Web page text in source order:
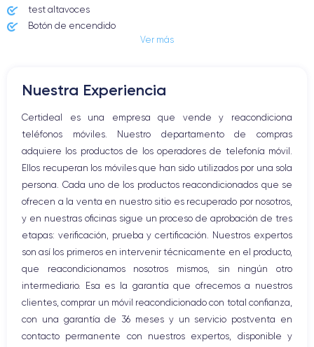
test altavoces
Botón de encendido
Altavoz
Botón Inicio
Bluetooth
WiFi
Red móvil
Vibración
Conector USB
Ver más
Nuestra Experiencia
Certideal es una empresa que vende y reacondiciona
teléfonos móviles. Nuestro departamento de compras
adquiere los productos de los operadores de telefonía móvil.
Ellos recuperan los móviles que han sido utilizados por una sola
persona. Cada uno de los productos reacondicionados que se
ofrecen a la venta en nuestro sitio es recuperado por nosotros,
y en nuestras oficinas sigue un proceso de aprobación de tres
etapas: verificación, prueba y certificación. Nuestros expertos
son así los primeros en intervenir técnicamente en el producto,
que reacondicionamos nosotros mismos, sin ningún otro
intermediario. Esa es la garantía que ofrecemos a nuestros
clientes, comprar un móvil reacondicionado con total confianza,
con una garantía de 36 meses y un servicio postventa en
contacto permanente con nuestros expertos, disponible y